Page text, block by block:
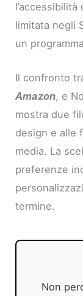
limitata negli
un
Il confronto
Amazon, e
mostra due
design e alle
media. La
preferenze
termine.
Non